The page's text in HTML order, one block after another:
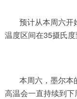
预计从本周六开
温度区间在35摄氏度
本周六，墨尔本
高温会一直持续到